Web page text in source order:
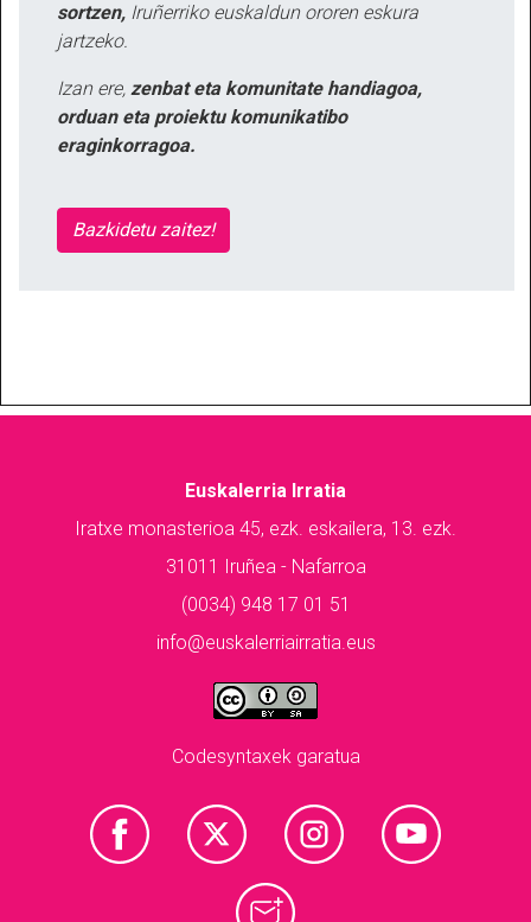
sortzen, Iruñerriko euskaldun ororen eskura
jartzeko.
Izan ere, zenbat eta komunitate handiagoa,
orduan eta proiektu komunikatibo
eraginkorragoa.
Bazkidetu zaitez!
Euskalerria Irratia
Iratxe monasterioa 45, ezk. eskailera, 13. ezk.
31011 Iruñea - Nafarroa
(0034) 948 17 01 51
info@euskalerriairratia.eus
Codesyntaxek garatua